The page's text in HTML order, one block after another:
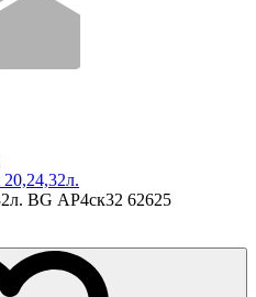
BG АР4ск32 62625